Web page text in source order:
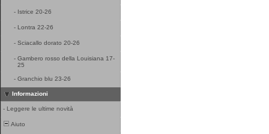
- Istrice 20-26
- Lontra 22-26
- Sciacallo dorato 20-26
- Gambero rosso della Louisiana 17-
25
- Granchio blu 23-26
Informazioni
- Leggere le ultime novità
Aiuto